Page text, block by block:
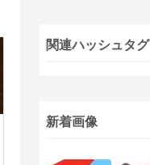
関連ハッシュタグ
新着画像